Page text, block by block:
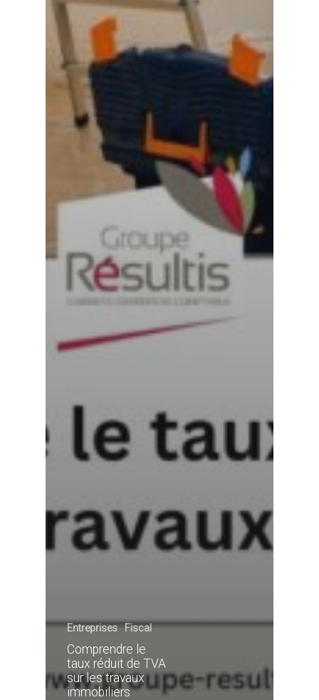
Entreprises Fiscal
Comprendre le
taux réduit de TVA
sur les travaux
immobiliers